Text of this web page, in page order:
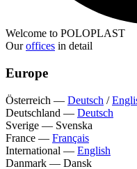
Welcome to POLOPLAST
Ouroffices in detail
Europe
Österreich — Deutsch /
Deutschland — Deutsch
Sverige — Svenska
France — Français
International — English
Danmark — Dansk